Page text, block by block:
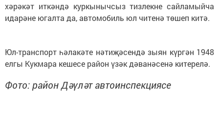
хәрәкәт иткәндә куркынычсыз тизлекне сайламыйча
идарәне югалта да, автомобиль юл читенә төшеп китә.
Юл-транспорт һәлакәте нәтиҗәсендә зыян күргән 1948
елгы Кукмара кешесе район үзәк дәванәсенә китерелә.
Фото: район Дәүләт автоинспекциясе